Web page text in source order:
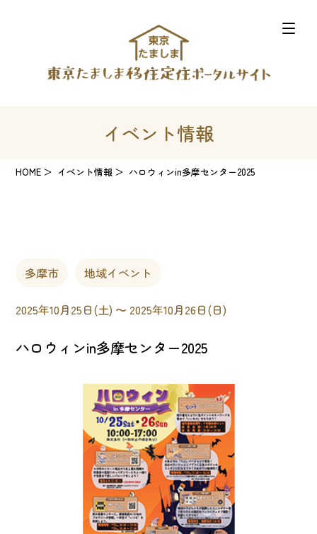
イベント情報
HOME イベント情報 ハロウィンin多摩センター2025
多摩市 地域イベント
2025年10月25日(土) 〜 2025年10月26日(日)
ハロウィンin多摩センター2025